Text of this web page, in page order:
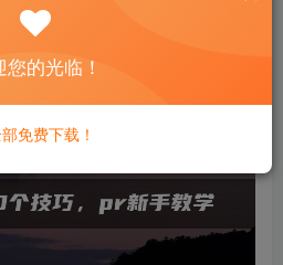
道路上迈出坚实的第一步。
您的光临！
免费下载！